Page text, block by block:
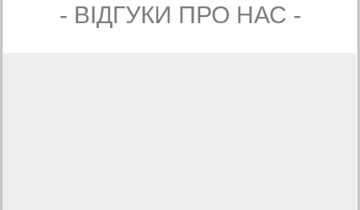
- ВIДГУКИ ПРО НАС -